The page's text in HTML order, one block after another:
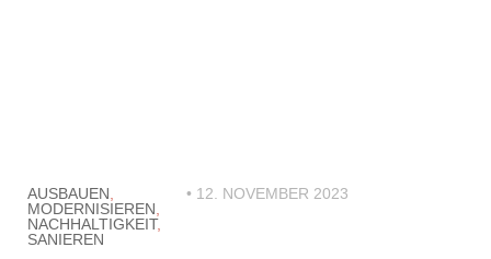
AUSBAUEN
MODERNISIEREN
NACHHALTIGKEIT,
SANIEREN
• 12. NOVEMBER 2023